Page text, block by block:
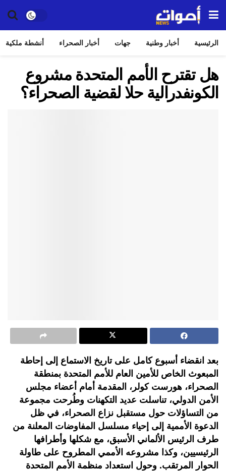
الرئيسية أخبار وطنية جهات أخبار الصحراء أنشطة ملكية
هل تقترح الأمم المتحدة مشروع
الكونفدرالية حلا لقضية الصحراء؟
بعد انقضاء أسبوع كامل على تاريخ الاستماع إلى إحاطة
المبعوث الخاص للأمين العام للأمم المتحدة بمنطقة
الصحراء، هورست كولر، المقدمة أمام أعضاء مجلس
الأمن الدولي، تناسلت عديد التكهنات وطُرحت مجموعة
من التساؤلات حول مستقبل نزاع الصحراء، في ظل
الدعوة الأممية إلى إحياء مسلسل المفاوضات المعلنة من
طرف الرئيس الألماني الأسبق، مع شكلها وأطرافها
الرئيسيين، وكذا مشروعه الأممي المطروح على طاولة
الحوار المرتقب. وحول استعداد منظمة الأمم المتحدة